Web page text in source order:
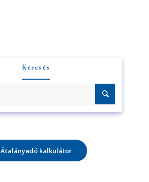
Keresés
Átalányadó kalkulátor